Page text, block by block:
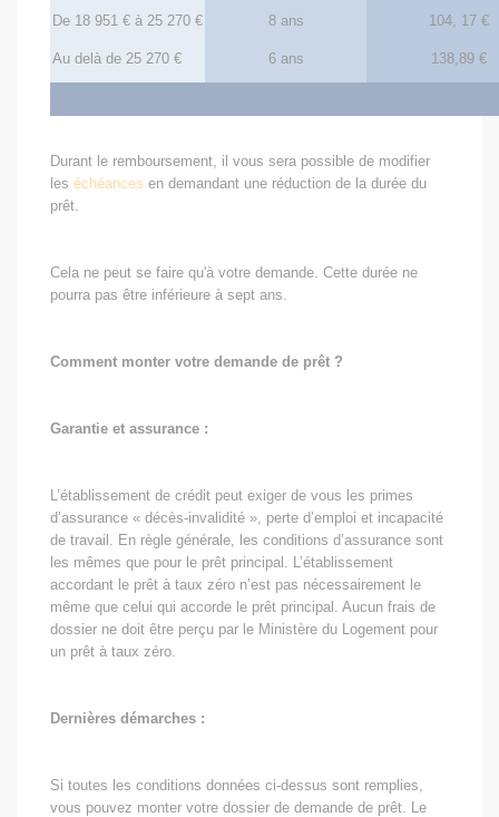
De 18 951 € à 25 270 € 8 ans 104, 17 €
Au delà de 25 270 € 6 ans 138,89 €
Durant le remboursement, il vous sera possible de modifier
les échéances en demandant une réduction de la durée du
prêt.
Cela ne peut se faire qu'à votre demande. Cette durée ne
pourra pas être inférieure à sept ans.
Comment monter votre demande de prêt ?
Garantie et assurance :
L’établissement de crédit peut exiger de vous les primes
d’assurance « décès-invalidité », perte d’emploi et incapacité
de travail. En règle générale, les conditions d’assurance sont
les mêmes que pour le prêt principal. L’établissement
accordant le prêt à taux zéro n’est pas nécessairement le
même que celui qui accorde le prêt principal. Aucun frais de
dossier ne doit être perçu par le Ministère du Logement pour
un prêt à taux zéro.
Dernières démarches :
Si toutes les conditions données ci-dessus sont remplies,
vous pouvez monter votre dossier de demande de prêt. Le